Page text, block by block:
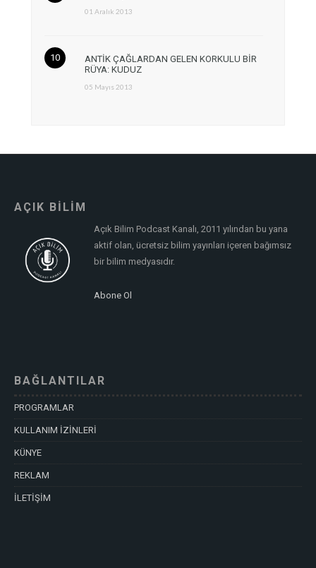
01 Aralık 2013
ANTİK ÇAĞLARDAN GELEN KORKULU BİR
RÜYA: KUDUZ
05 Mayıs 2013
AÇIK BİLİM
Açık Bilim Podcast Kanalı, 2011 yılından bu yana
aktif olan, ücretsiz bilim yayınları içeren bağımsız
bir bilim medyasıdır.
Abone Ol
BAĞLANTILAR
PROGRAMLAR
KULLANIM İZİNLERİ
KÜNYE
REKLAM
İLETİŞİM